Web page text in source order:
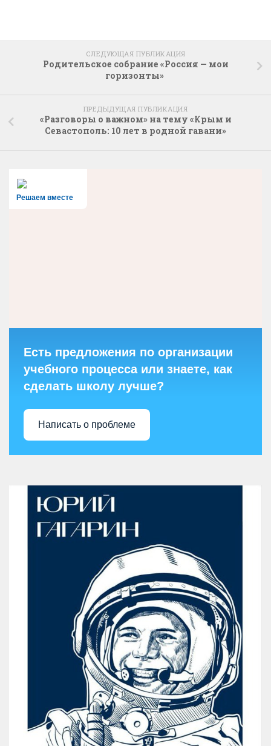
СЛЕДУЮЩАЯ ПУБЛИКАЦИЯ
Родительское собрание «Россия — мои
горизонты»
ПРЕДЫДУЩАЯ ПУБЛИКАЦИЯ
«Разговоры о важном» на тему «Крым и
Севастополь: 10 лет в родной гавани»
Решаем вместе
Есть предложения по организации
учебного процесса или знаете, как
сделать школу лучше?
Написать о проблеме